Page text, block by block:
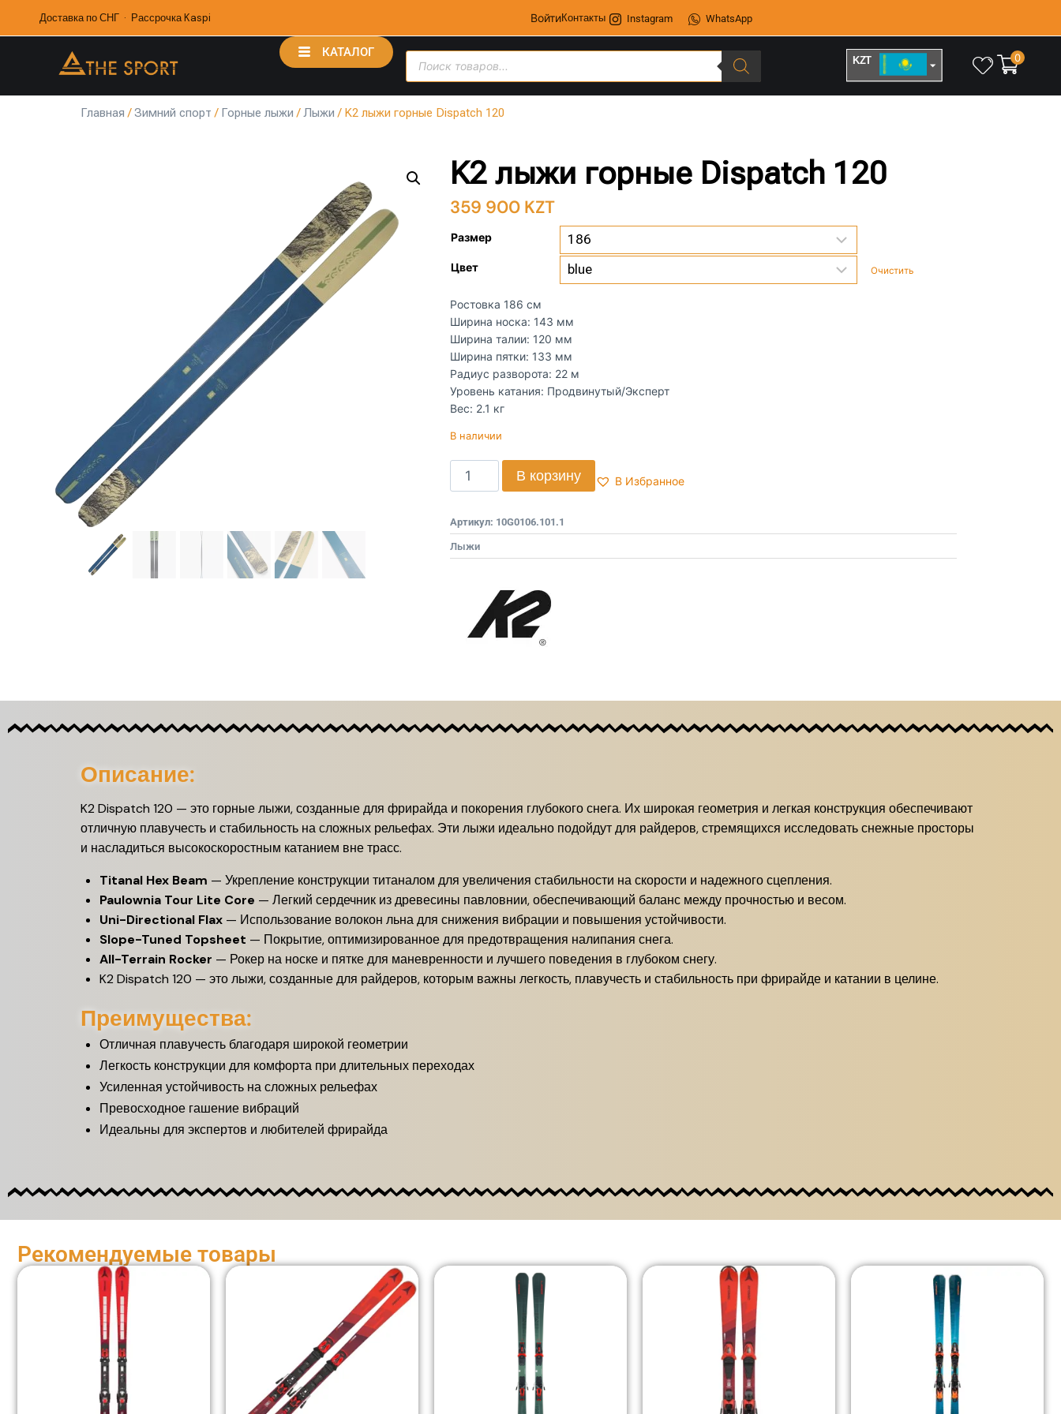
Доставка по СНГ · Рассрочка Kaspi ВойтиКонтакты Instagram WhatsApp
КАТАЛОГ
KZT 0
Главная /Зимний спорт / Горные лыжи /Лыжи / K2 лыжи горные Dispatch 120
K2 лыжи горные Dispatch 120
359 900 KZT
Размер
Цвет Очистить
Ростовка 186 см
Ширина носка: 143 мм
Ширина талии: 120 мм
Ширина пятки: 133 мм
Радиус разворота: 22 м
Уровень катания: Продвинутый/Эксперт
Вес: 2.1 кг
В наличии
В корзину В Избранное
Артикул: 10G0106.101.1
Лыжи
Описание:
K2 Dispatch 120 — это горные лыжи, созданные для фрирайда и покорения глубокого снега. Их широкая геометрия и легкая конструкция обеспечивают
отличную плавучесть и стабильность на сложных рельефах. Эти лыжи идеально подойдут для райдеров, стремящихся исследовать снежные просторы
и насладиться высокоскоростным катанием вне трасс.
Titanal Hex Beam — Укрепление конструкции титаналом для увеличения стабильности на скорости и надежного сцепления.
Paulownia Tour Lite Core — Легкий сердечник из древесины павловнии, обеспечивающий баланс между прочностью и весом.
Uni-Directional Flax — Использование волокон льна для снижения вибрации и повышения устойчивости.
Slope-Tuned Topsheet — Покрытие, оптимизированное для предотвращения налипания снега.
All-Terrain Rocker — Рокер на носке и пятке для маневренности и лучшего поведения в глубоком снегу.
K2 Dispatch 120 — это лыжи, созданные для райдеров, которым важны легкость, плавучесть и стабильность при фрирайде и катании в целине.
Преимущества:
Отличная плавучесть благодаря широкой геометрии
Легкость конструкции для комфорта при длительных переходах
Усиленная устойчивость на сложных рельефах
Превосходное гашение вибраций
Идеальны для экспертов и любителей фрирайда
Рекомендуемые товары